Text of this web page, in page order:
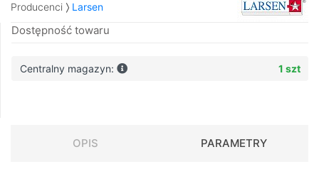
Producenci
Larsen
Dostępność towaru
Centralny magazyn: 1 szt
OPIS PARAMETRY